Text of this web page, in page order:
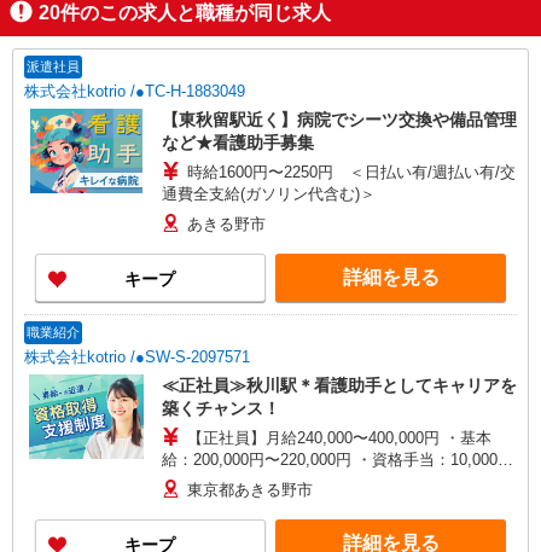
20件のこの求人と職種が同じ求人
派遣社員
株式会社kotrio /●TC-H-1883049
【東秋留駅近く】病院でシーツ交換や備品管理
など★看護助手募集
時給1600円〜2250円 ＜日払い有/週払い有/交
通費全支給(ガソリン代含む)＞
あきる野市
キープ 詳細を見る
職業紹介
株式会社kotrio /●SW-S-2097571
≪正社員≫秋川駅＊看護助手としてキャリアを
築くチャンス！
【正社員】月給240,000〜400,000円 ・基本
給：200,000円〜220,000円 ・資格手当：10,000〜
30,000円 ・役職手当：10,000〜70,000円 ・処遇改
善手当：20,000〜60,000円（勤続年数、保有資格
により変動） ・固定残業手当：20,000円（10時
間） ※固定残業時間を超過する場合には超過勤務
東京都あきる野市
キープ 詳細を見る